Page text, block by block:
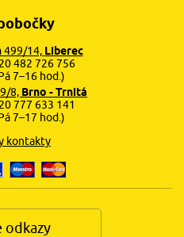
499/14, Liberec
482 726 756
7–16 hod.)
8, Brno - Trnitá
777 633 141
7–17 hod.)
kontakty
odkazy